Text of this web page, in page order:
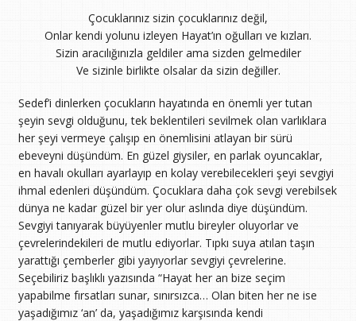
Çocuklarınız sizin çocuklarınız değil,
Onlar kendi yolunu izleyen Hayat’ın oğulları ve kızları.
Sizin aracılığınızla geldiler ama sizden gelmediler
Ve sizinle birlikte olsalar da sizin değiller.
Sedef’i dinlerken çocukların hayatında en önemli yer tutan
şeyin sevgi olduğunu, tek beklentileri sevilmek olan varlıklara
her şeyi vermeye çalışıp en önemlisini atlayan bir sürü
ebeveyni düşündüm. En güzel giysiler, en parlak oyuncaklar,
en havalı okulları ayarlayıp en kolay verebilecekleri şeyi sevgiyi
ihmal edenleri düşündüm. Çocuklara daha çok sevgi verebilsek
dünya ne kadar güzel bir yer olur aslında diye düşündüm.
Sevgiyi tanıyarak büyüyenler mutlu bireyler oluyorlar ve
çevrelerindekileri de mutlu ediyorlar. Tıpkı suya atılan taşın
yarattığı çemberler gibi yayıyorlar sevgiyi çevrelerine.
Seçebiliriz başlıklı yazısında “Hayat her an bize seçim
yapabilme fırsatları sunar, sınırsızca… Olan biten her ne ise
yaşadığımız ‘an’ da, yaşadığımız karşısında kendi